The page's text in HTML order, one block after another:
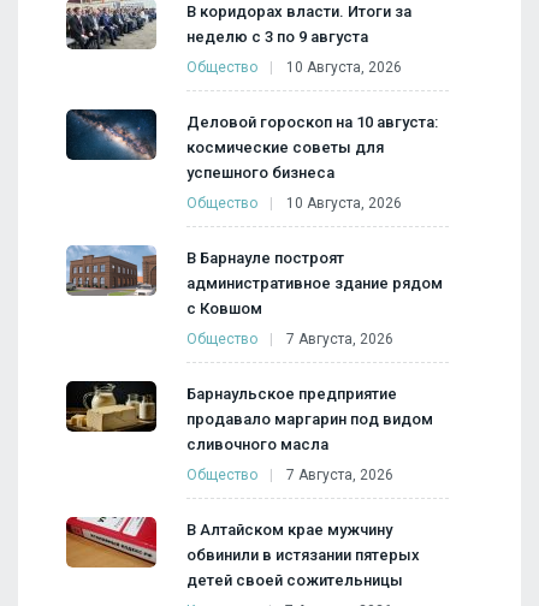
В коридорах власти. Итоги за
неделю с 3 по 9 августа
Общество 10 Августа, 2026
Деловой гороскоп на 10 августа:
космические советы для
успешного бизнеса
Общество 10 Августа, 2026
В Барнауле построят
административное здание рядом
с Ковшом
Общество 7 Августа, 2026
Барнаульское предприятие
продавало маргарин под видом
сливочного масла
Общество 7 Августа, 2026
В Алтайском крае мужчину
обвинили в истязании пятерых
детей своей сожительницы